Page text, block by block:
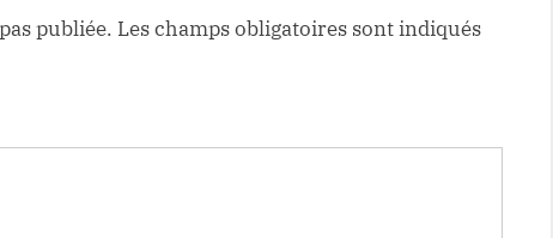
publiée. Les champs obligatoires sont indiqués